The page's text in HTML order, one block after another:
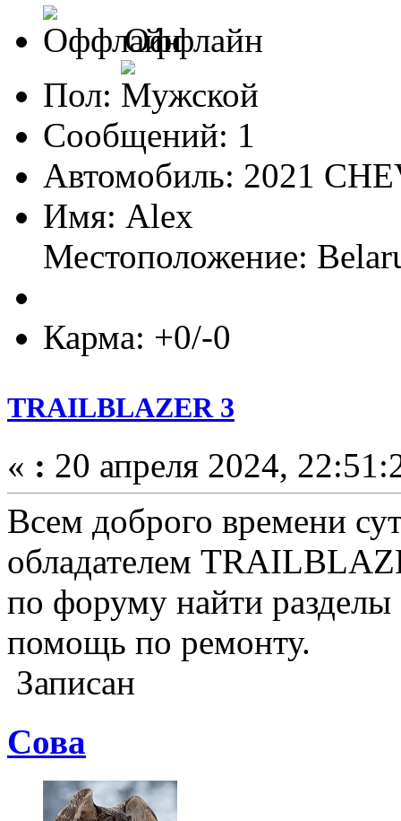
Оффлайн
Пол:
Сообщений: 1
Автомобиль: 2021
Имя: Alex
Местоположение:
Карма: +0/-0
TRAILBLAZER 3
« : 20 апреля 2024,
Всем доброго времени
обладателем
по форуму найти
помощь по ремонту.
Записан
Cова